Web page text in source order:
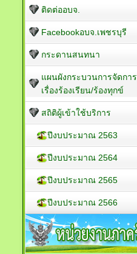
ติดต่ออบจ.
Facebookอบจ.เพชรบุรี
กระดานสนทนา
แผนผังกระบวนการจัดการ
เรื่องร้องเรียน/ร้องทุกข์
สถิติผู้เข้าใช้บริการ
ปีงบประมาณ 2563
ปีงบประมาณ 2564
ปีงบประมาณ 2565
ปีงบประมาณ 2566